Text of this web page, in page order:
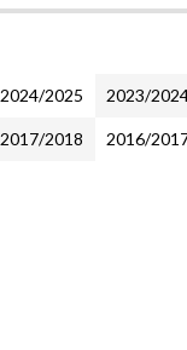
2024/2025 2023/
2017/2018 2016/